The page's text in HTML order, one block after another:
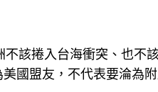
該捲入台海衝突、也不
國盟友，不代表要淪為附